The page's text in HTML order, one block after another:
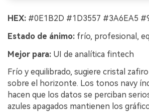
HEX: #0E1B2D #1D3557 #3A6EA5
Estado de ánimo: frío, profesional,
Mejor para: UI de analítica fintech
Frío y equilibrado, sugiere cristal
sobre el horizonte. Los tonos navy
hacen que los datos se perciban
azules apagados mantienen los